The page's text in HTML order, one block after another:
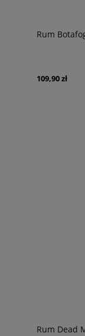
Rum
109,90 zł
Rum Dead